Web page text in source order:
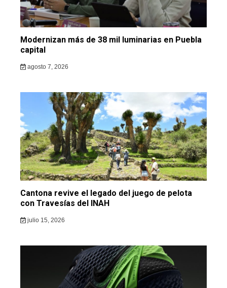
Modernizan más de 38 mil luminarias en Puebla
capital
agosto 7, 2026
Cantona revive el legado del juego de pelota
con Travesías del INAH
julio 15, 2026